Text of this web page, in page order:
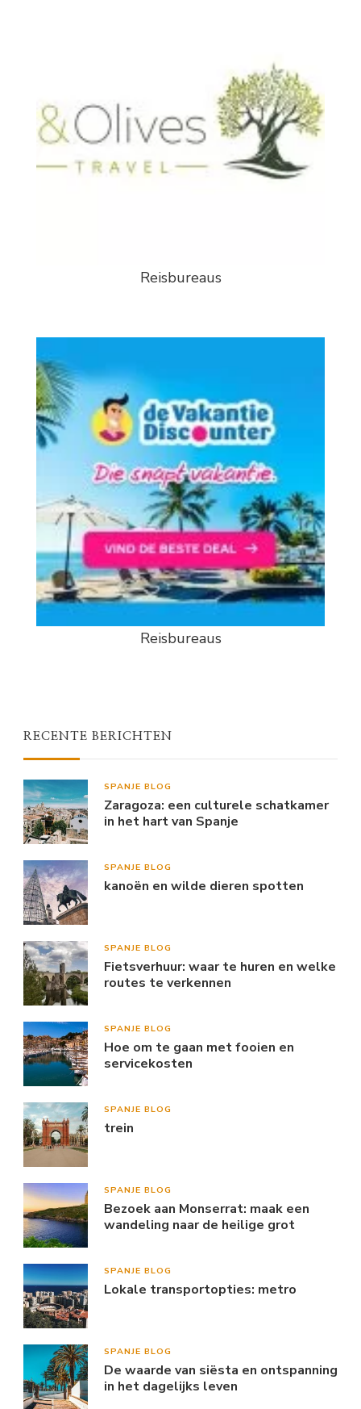
Reisbureaus
Reisbureaus
RECENTE BERICHTEN
SPANJE BLOG
Zaragoza: een culturele schatkamer
in het hart van Spanje
SPANJE BLOG
kanoën en wilde dieren spotten
SPANJE BLOG
Fietsverhuur: waar te huren en welke
routes te verkennen
SPANJE BLOG
Hoe om te gaan met fooien en
servicekosten
SPANJE BLOG
trein
SPANJE BLOG
Bezoek aan Monserrat: maak een
wandeling naar de heilige grot
SPANJE BLOG
Lokale transportopties: metro
SPANJE BLOG
De waarde van siësta en ontspanning
in het dagelijks leven